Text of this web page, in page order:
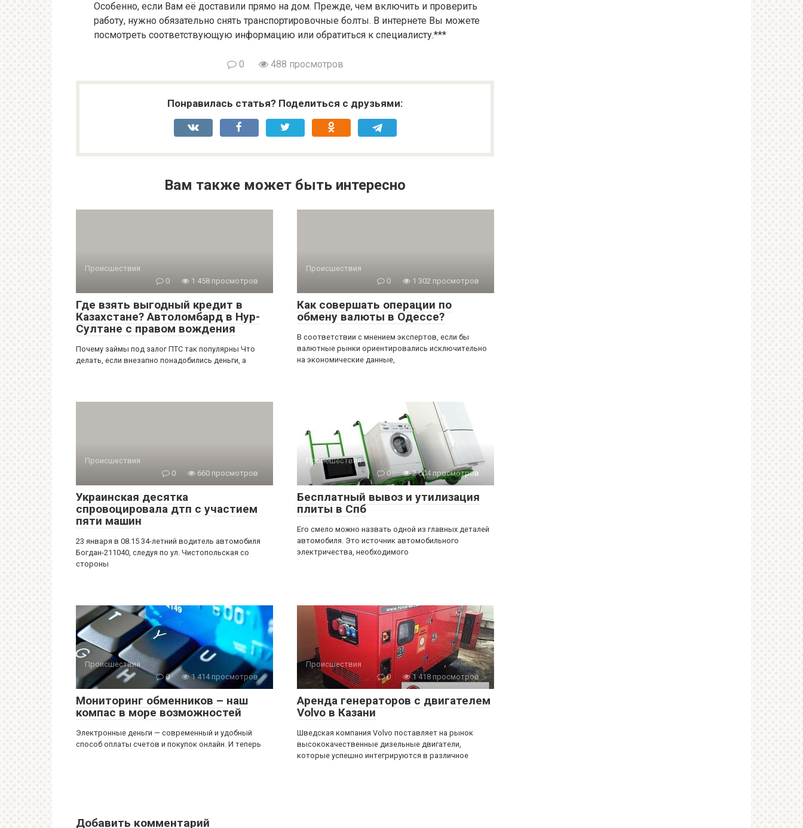
Особенно, если Вам её доставили прямо на дом. Прежде, чем включить и проверить
работу, нужно обязательно снять транспортировочные болты. В интернете Вы можете
посмотреть соответствующую информацию или обратиться к специалисту.***
0 488 просмотров
Понравилась статья? Поделиться с друзьями:
Вам также может быть интересно
Происшествия
0
1 458 просмотров
Где взять выгодный кредит в
Казахстане? Автоломбард в Нур-
Султане с правом вождения
Почему займы под залог ПТС так популярны Что
делать, если внезапно понадобились деньги, а
Происшествия
0
1 302 просмотров
Как совершать операции по
обмену валюты в Одессе?
В соответствии с мнением экспертов, если бы
валютные рынки ориентировались исключительно
на экономические данные,
Происшествия
0
660 просмотров
Украинская десятка
спровоцировала дтп с участием
пяти машин
23 января в 08.15 34-летний водитель автомобиля
Богдан-211040, следуя по ул. Чистопольская со
стороны
Происшествия
0
2 004 просмотров
Бесплатный вывоз и утилизация
плиты в Спб
Его смело можно назвать одной из главных деталей
автомобиля. Это источник автомобильного
электричества, необходимого
Происшествия
0
1 414 просмотров
Мониторинг обменников – наш
компас в море возможностей
Электронные деньги — современный и удобный
способ оплаты счетов и покупок онлайн. И теперь
Происшествия
0
1 418 просмотров
Аренда генераторов с двигателем
Volvo в Казани
Шведская компания Volvo поставляет на рынок
высококачественные дизельные двигатели,
которые успешно интегрируются в различное
Добавить комментарий